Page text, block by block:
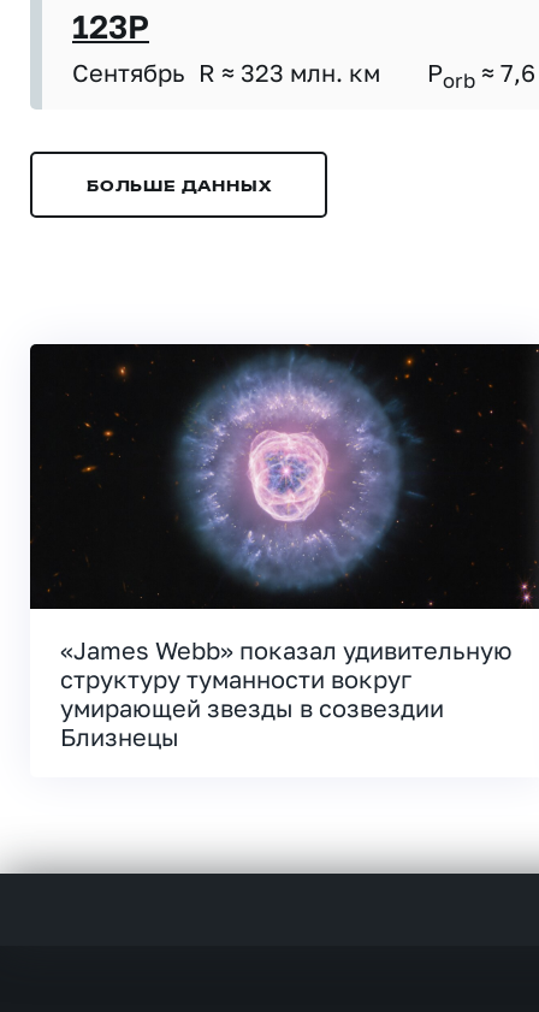
123P
Сентябрь R ≈ 323 млн. км Porb ≈ 7,6
БОЛЬШЕ ДАННЫХ
«James Webb» показал удивительную
структуру туманности вокруг
умирающей звезды в созвездии
Близнецы